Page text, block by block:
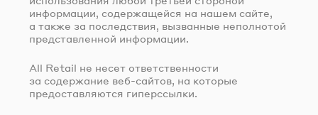
информации, содержащейся на нашем сайте,
а также за последствия, вызванные неполнотой
представленной информации.
All Retail не несет ответственности
за содержание веб-сайтов, на которые
предоставляются гиперссылки.